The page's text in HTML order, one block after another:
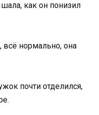
как он понизил
нормально, она
почти отделился,